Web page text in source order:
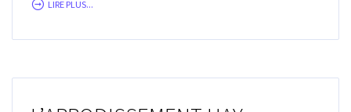
LIRE PLUS...